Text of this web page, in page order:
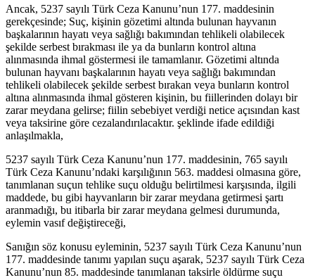
Ancak, 5237 sayılı Türk Ceza Kanunu’nun 177. maddesinin
gerekçe­sinde; Suç, kişinin gözetimi altında bulunan hayvanın
başkalarının hayatı veya sağlığı bakımından tehlikeli olabilecek
şekilde serbest bırakması ile ya da bunların kontrol altına
alınmasında ihmal göstermesi ile tamamlanır. Gözetimi altında
bulunan hayvanı başkalarının hayatı veya sağlığı bakımından
tehlikeli olabilecek şekilde serbest bırakan veya bunların kontrol
altına alınmasında ihmal gösteren kişinin, bu fiillerinden dolayı bir
zarar meydana gelirse; fiilin sebebiyet verdiği netice açısından kast
veya taksirine göre cezalandırılacaktır. şeklinde ifade edildiği
anlaşılmakla,
5237 sayılı Türk Ceza Kanunu’nun 177. maddesinin, 765 sayılı
Türk Ceza Kanunu’ndaki karşılığının 563. maddesi olmasına göre,
tanımlanan suçun tehlike suçu olduğu belirtilmesi karşısında, ilgili
maddede, bu gibi hayvanların bir zarar meydana getirmesi şartı
aranmadığı, bu itibarla bir zarar meydana gelmesi durumunda,
eylemin vasıf değiştireceği,
Sanığın söz konusu eyleminin, 5237 sayılı Türk Ceza Kanunu’nun
177. maddesinde tanımı yapılan suçu aşarak, 5237 sayılı Türk Ceza
Kanunu’nun 85. maddesinde tanımlanan taksirle öldürme suçu